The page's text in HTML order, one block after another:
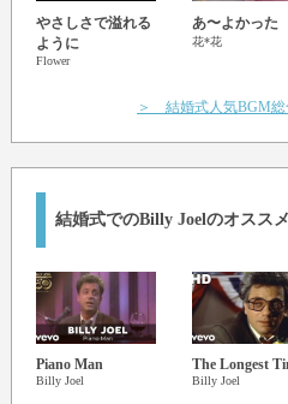
I said I love you and that's forever
（好きだって言ったけどあの気持ちは
（ウソや気持ちの迷いなんて少しもな
I couldn't love you any better
（精一杯大切にする）
I love you just the way you are.
（飾らないその姿が好きだから）
およげ！対訳くん: Just The Way You
やさしさで溢れる
ように
Flower
あ〜よかった
花*花
＞ 結婚式人気BGM総
結婚式でのBilly Joelのオスス
Piano Man
Billy Joel
The Longest
Billy Joel